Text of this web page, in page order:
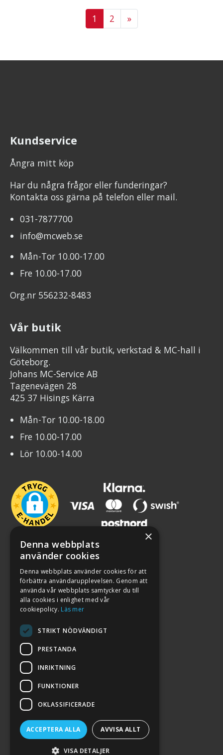
1 2 »
Kundservice
Ångra mitt köp
Har du några frågor eller funderingar?
Kontakta oss gärna på telefon eller mail.
031-7877700
info@mcweb.se
Mån-Tor 10.00-17.00
Fre 10.00-17.00
Org.nr 556232-8483
Vår butik
Välkommen till vår butik, verkstad & MC-hall i
Göteborg.
Johans MC-Service AB
Tagenevägen 28
425 37 Hisings Kärra
Mån-Tor 10.00-18.00
Fre 10.00-17.00
Lör 10.00-14.00
2026. ALL RIGHTS RESERVED.
POWERED BY EMPORI CMS
×
Denna webbplats
använder cookies
Denna webbplats använder cookies för att
förbättra användarupplevelsen. Genom att
använda vår webbplats samtycker du till
alla cookies i enlighet med vår
cookiepolicy. Läs mer
STRIKT NÖDVÄNDIGT
PRESTANDA
INRIKTNING
FUNKTIONER
OKLASSIFICERADE
ACCEPTERA ALLA AVVISA ALLT
VISA DETALJER